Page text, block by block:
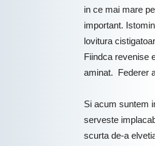
in ce mai mare
important.
lovitura
Fiindca revenise
aminat. Federer
Si acum suntem
serveste
scurta de-a